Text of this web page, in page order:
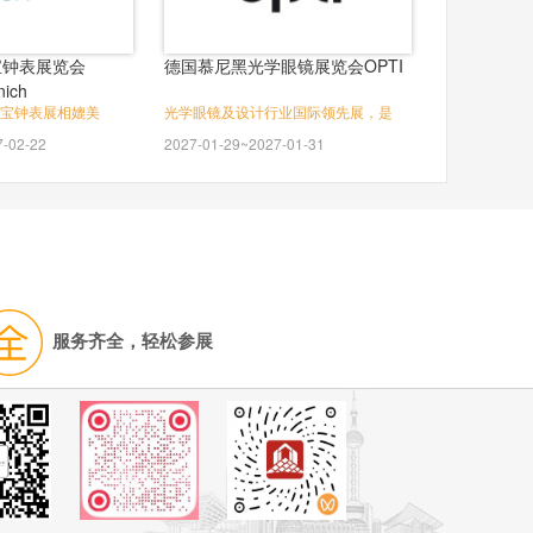
表展览会
钟表展相媲美
02-22
德国慕尼黑光学眼镜展览会OPTI
光学眼镜及设计行业国际领先展，是
2027-01-29~2027-01-31
服务齐全，轻松参展